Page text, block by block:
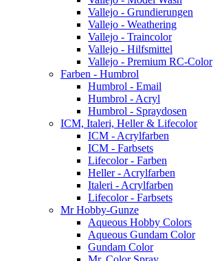
Vallejo - Grundierungen
Vallejo - Weathering
Vallejo - Traincolor
Vallejo - Hilfsmittel
Vallejo - Premium RC-Color
Farben - Humbrol
Humbrol - Email
Humbrol - Acryl
Humbrol - Spraydosen
ICM, Italeri, Heller & Lifecolor
ICM - Acrylfarben
ICM - Farbsets
Lifecolor - Farben
Heller - Acrylfarben
Italeri - Acrylfarben
Lifecolor - Farbsets
Mr Hobby-Gunze
Aqueous Hobby Colors
Aqueous Gundam Color
Gundam Color